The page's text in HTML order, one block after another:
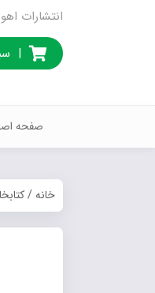
انتشارات
|
صفحه
خانه/